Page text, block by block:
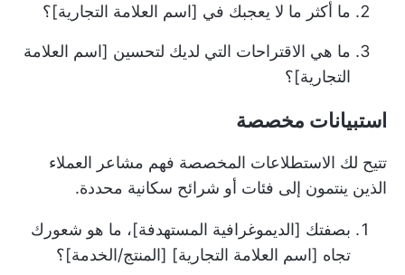
ما أكثر ما لا يعجبك في [اسم العلامة التجارية]؟
ما هي الاقتراحات التي لديك لتحسين [اسم العلامة
التجارية]؟
استبيانات مخصصة
تتيح لك الاستطلاعات المخصصة فهم مشاعر العملاء
الذين ينتمون إلى فئات أو شرائح سكانية محددة.
بصفتك [الديموغرافية المستهدفة]، ما هو شعورك
تجاه [اسم العلامة التجارية] [المنتج/الخدمة]؟